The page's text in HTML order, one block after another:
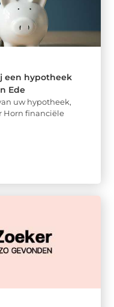
een hypotheek
Ede
uw hypotheek,
Horn financiële